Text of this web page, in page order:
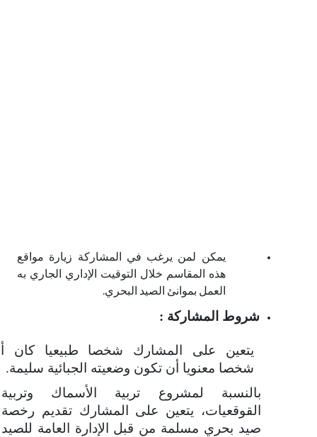
يمكن لمن يرغب في المشاركة زيارة مواقع
هذه المقاسم خلال التوقيت الإداري الجاري به
العمل بموانئ الصيد البحري.
شروط المشاركة :
يتعين على المشارك شخصا طبيعيا كان
شخصا معنويا أن تكون وضعيته الجبائية سليمة.
بالنسبة لمشروع تربية الأسماك وتربية
القوقعيات، يتعين على المشارك تقديم رخصة
صيد بحري مسلمة من قبل الإدارة العامة للصيد